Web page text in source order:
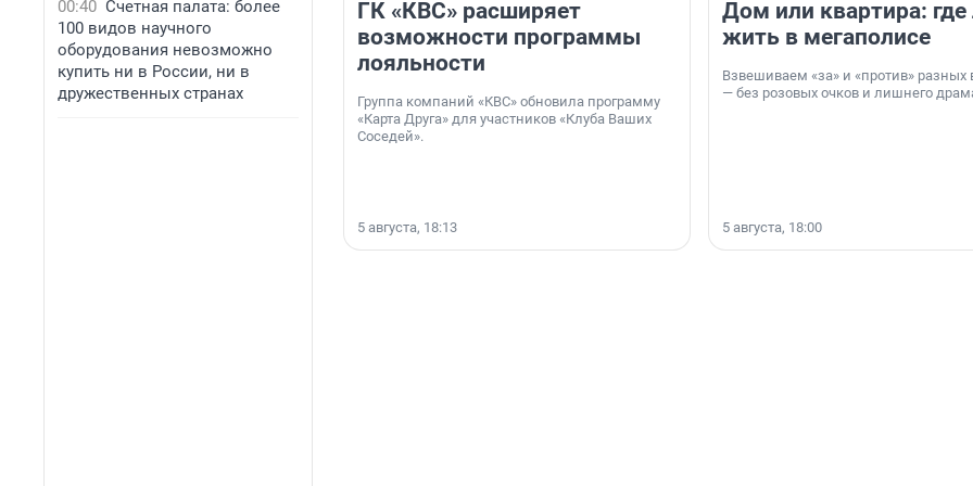
00:40 Счетная палата: более
100 видов научного
оборудования невозможно
купить ни в России, ни в
дружественных странах
ГК «КВС» расширяет
возможности программы
лояльности
Группа компаний «КВС» обновила программу
«Карта Друга» для участников «Клуба Ваших
Соседей».
5 августа, 18:13
Дом или квартира:
жить в мегаполисе
Взвешиваем «за» и «против» разных
— без розовых очков и лишнего
5 августа, 18:00